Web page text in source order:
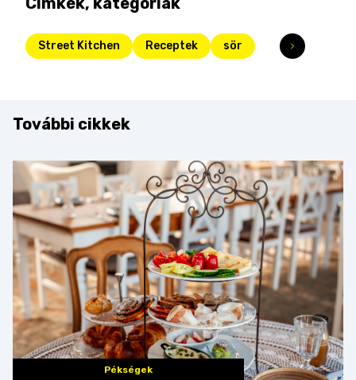
Street Kitchen Receptek sör
További cikkek
Pékségek